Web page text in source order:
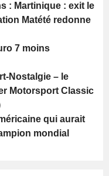
: Martinique : exit le
Matété redonne
7 moins
Nostalgie – le
Motorsport Classic
qui aurait
mondial